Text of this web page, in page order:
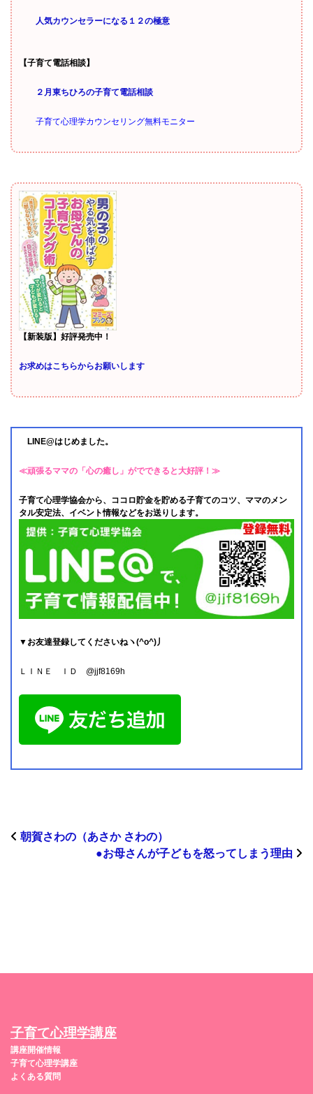
人気カウンセラーになる１２の極意
【子育て電話相談】
２月東ちひろの子育て電話相談
子育て心理学カウンセリング無料モニター
【新装版】好評発売中！
お求めはこちらからお願いします
LINE@はじめました。
≪頑張るママの「心の癒し」がでできると大好評！≫
子育て心理学協会から、ココロ貯金を貯める子育てのコツ、ママのメン
タル安定法、イベント情報などをお送りします。
▼お友達登録してくださいねヽ(^o^)丿
ＬＩＮＥ ＩＤ @jjf8169h
朝賀さわの（あさか さわの）
●お母さんが子どもを怒ってしまう理由
子育て心理学講座
講座開催情報
子育て心理学講座
よくある質問